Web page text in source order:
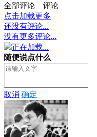
全部评论
评论
点击加载更多
还没有评论...
没有更多评论...
正在加载...
随便说点什么
取消 确定